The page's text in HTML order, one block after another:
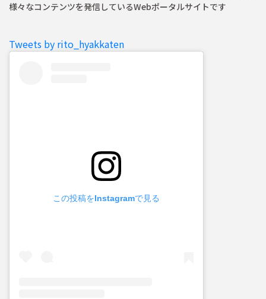
様々なコンテンツを発信しているWebポータルサイトです
Tweets by rito_hyakkaten
この投稿をInstagramで見る